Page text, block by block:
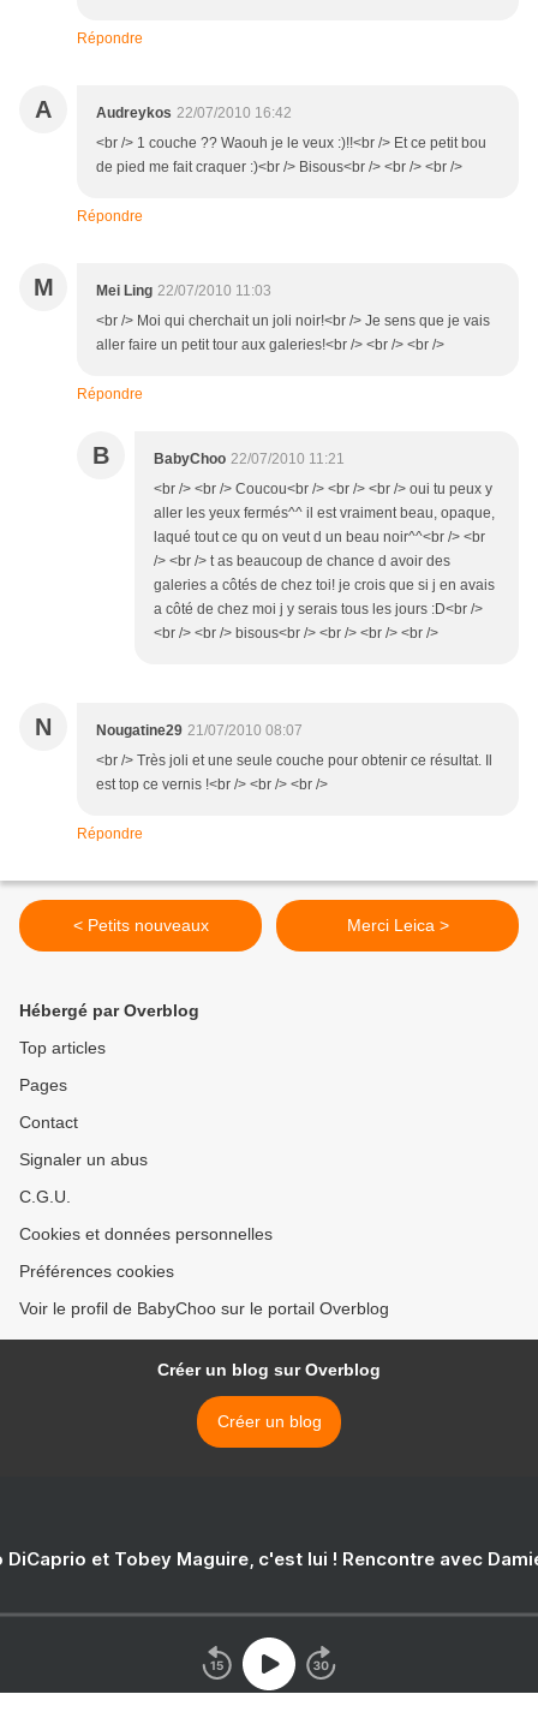
Répondre
A Audreykos 22/07/2010 16:42
<br /> 1 couche ?? Waouh je le veux :)!!<br /> Et ce petit bou
de pied me fait craquer :)<br /> Bisous<br /> <br /> <br />
Répondre
M Mei Ling 22/07/2010 11:03
<br /> Moi qui cherchait un joli noir!<br /> Je sens que je vais
aller faire un petit tour aux galeries!<br /> <br /> <br />
Répondre
B BabyChoo 22/07/2010 11:21
<br /> <br /> Coucou<br /> <br /> <br /> oui tu peux y
aller les yeux fermés^^ il est vraiment beau, opaque,
laqué tout ce qu on veut d un beau noir^^<br /> <br
/> <br /> t as beaucoup de chance d avoir des
galeries a côtés de chez toi! je crois que si j en avais
a côté de chez moi j y serais tous les jours :D<br />
<br /> <br /> bisous<br /> <br /> <br /> <br />
N Nougatine29 21/07/2010 08:07
<br /> Très joli et une seule couche pour obtenir ce résultat. Il
est top ce vernis !<br /> <br /> <br />
Répondre
< Petits nouveaux Merci Leica >
Hébergé par Overblog
Top articles
Pages
Contact
Signaler un abus
C.G.U.
Cookies et données personnelles
Préférences cookies
Voir le profil de BabyChoo sur le portail Overblog
Créer un blog sur Overblog
Créer un blog
DiCaprio et Tobey Maguire, c'est lui ! Rencontre avec